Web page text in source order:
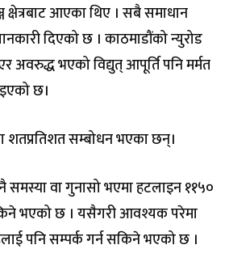
क्षेत्रबाट आएका थिए । सबै समाधान
दिएको छ । काठमाडौंको न्युरोड
अवरुद्ध भएको विद्युत् आपूर्ति पनि मर्मत
छ।
शतप्रतिशत सम्बोधन भएका छन्।
समस्या वा गुनासो भएमा हटलाइन ११५०
भएको छ । यसैगरी आवश्यक परेमा
पनि सम्पर्क गर्न सकिने भएको छ ।